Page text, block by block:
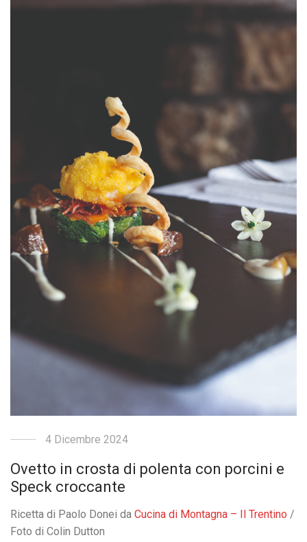
4 Dicembre 2024
Ovetto in crosta di polenta con porcini e
Speck croccante
Ricetta di Paolo Donei daCucina di Montagna – Il Trentino /
Foto di Colin Dutton